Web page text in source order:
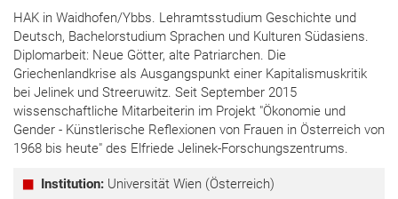
HAK in Waidhofen/Ybbs. Lehramtsstudium Geschichte und
Deutsch, Bachelorstudium Sprachen und Kulturen Südasiens.
Diplomarbeit: Neue Götter, alte Patriarchen. Die
Griechenlandkrise als Ausgangspunkt einer Kapitalismuskritik
bei Jelinek und Streeruwitz. Seit September 2015
wissenschaftliche Mitarbeiterin im Projekt "Ökonomie und
Gender - Künstlerische Reflexionen von Frauen in Österreich von
1968 bis heute" des Elfriede Jelinek-Forschungszentrums.
Institution: Universität Wien (Österreich)